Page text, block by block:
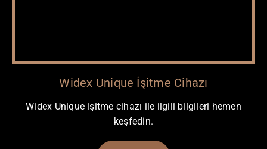
Widex Unique İşitme Cihazı
Widex Unique işitme cihazı ile ilgili bilgileri hemen
keşfedin.